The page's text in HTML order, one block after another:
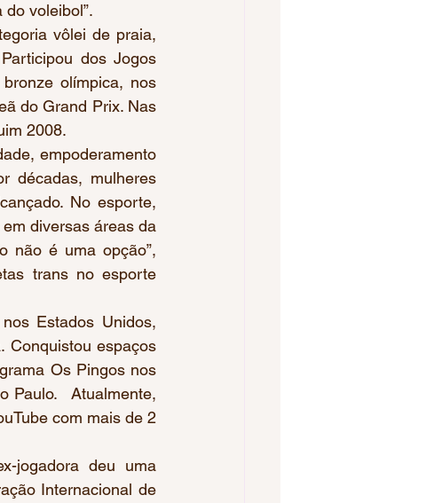
voleibol”.
vôlei de praia,
dos Jogos
olímpica, nos
do Grand Prix. Nas
2008.
empoderamento
décadas, mulheres
No esporte,
diversas áreas da
não é uma opção”,
trans no esporte
Estados Unidos,
Conquistou espaços
Os Pingos nos
Paulo.   Atualmente,
com mais de 2
jogadora deu uma
Internacional de